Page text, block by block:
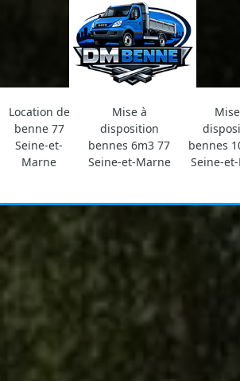
Location de
benne 77
Seine-et-
Marne
Mise à
disposition
bennes 6m3 77
Seine-et-Marne
bennes
Seine-